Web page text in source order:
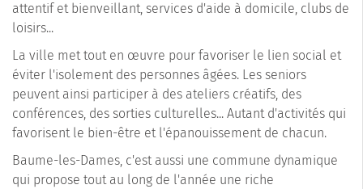
attentif et bienveillant, services d'aide à domicile, clubs de
loisirs...
La ville met tout en œuvre pour favoriser le lien social et
éviter l'isolement des personnes âgées. Les seniors
peuvent ainsi participer à des ateliers créatifs, des
conférences, des sorties culturelles... Autant d'activités qui
favorisent le bien-être et l'épanouissement de chacun.
Baume-les-Dames, c'est aussi une commune dynamique
qui propose tout au long de l'année une riche